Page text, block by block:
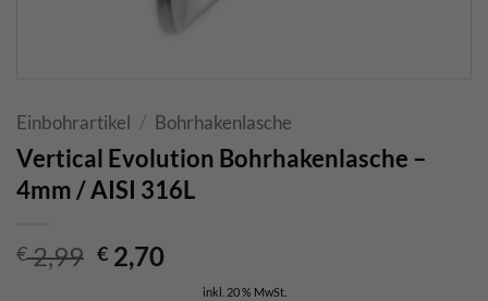
Einbohrartikel / Bohrhakenlasche
Vertical Evolution Bohrhakenlasche –
4mm / AISI 316L
€2,99 Ursprünglicher
€ 2,70Aktueller
Preisinkl. 20 % MwSt.